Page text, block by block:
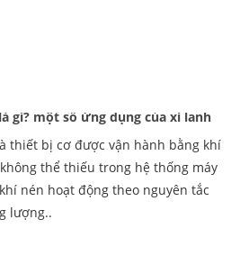
gì? một số ứng dụng của xi lanh
thiết bị cơ được vận hành bằng khí
thể thiếu trong hệ thống máy
nén hoạt động theo nguyên tắc
lượng..